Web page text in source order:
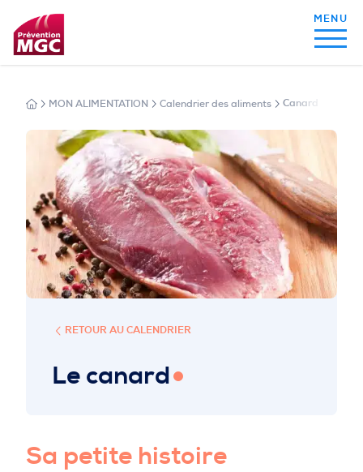
MON ALIMENTATION
MON SOMMEIL
MON ACTIVITÉ PHYSIQUE
PROFESSIONNELS DE LA PRÉVENTION
MON ALIMENTATION Calendrier des aliments Canard
RETOUR AU CALENDRIER
Le canard
Sa petite histoire